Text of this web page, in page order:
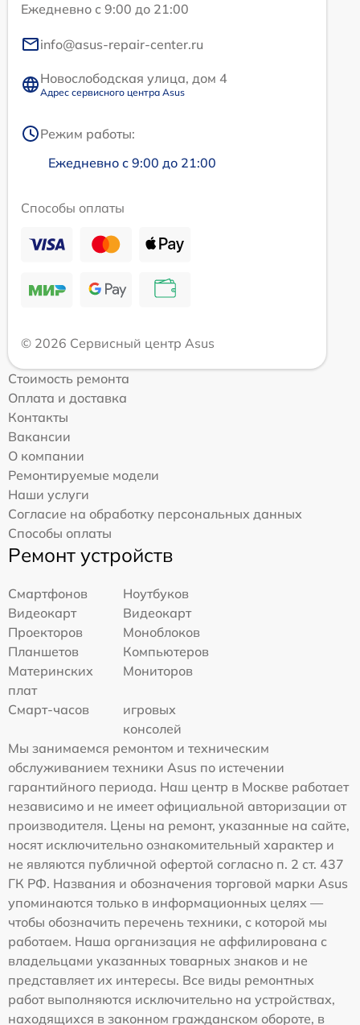
Ежедневно с 9:00 до 21:00
info@asus-repair-center.ru
Новослободская улица, дом 4
Адрес сервисного центра Asus
Режим работы:
Ежедневно с 9:00 до 21:00
Способы оплаты
© 2026 Сервисный центр Asus
Стоимость ремонта
Оплата и доставка
Контакты
Вакансии
О компании
Ремонтируемые модели
Наши услуги
Согласие на обработку персональных данных
Способы оплаты
Ремонт устройств
Смартфонов
Ноутбуков
Видеокарт
Видеокарт
Проекторов
Моноблоков
Планшетов
Компьютеров
Материнских
плат
Мониторов
Смарт-часов
игровых
консолей
Мы занимаемся ремонтом и техническим
обслуживанием техники Asus по истечении
гарантийного периода. Наш центр в Москве работает
независимо и не имеет официальной авторизации от
производителя. Цены на ремонт, указанные на сайте,
носят исключительно ознакомительный характер и
не являются публичной офертой согласно п. 2 ст. 437
ГК РФ. Названия и обозначения торговой марки Asus
упоминаются только в информационных целях —
чтобы обозначить перечень техники, с которой мы
работаем. Наша организация не аффилирована с
владельцами указанных товарных знаков и не
представляет их интересы. Все виды ремонтных
работ выполняются исключительно на устройствах,
находящихся в законном гражданском обороте, в